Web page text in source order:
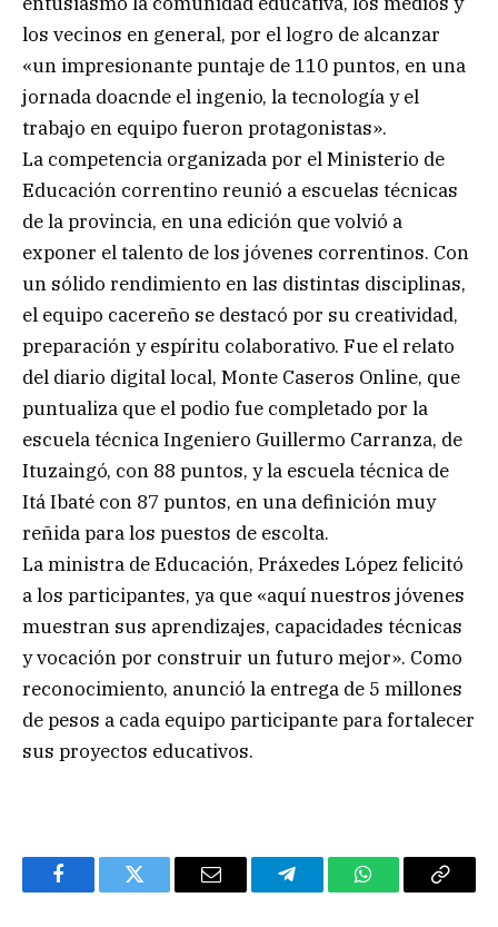
los vecinos en general, por el logro de alcanzar
«un impresionante puntaje de 110 puntos, en una
jornada doacnde el ingenio, la tecnología y el
trabajo en equipo fueron protagonistas».
La competencia organizada por el Ministerio de
Educación correntino reunió a escuelas técnicas
de la provincia, en una edición que volvió a
exponer el talento de los jóvenes correntinos. Con
un sólido rendimiento en las distintas disciplinas,
el equipo cacereño se destacó por su creatividad,
preparación y espíritu colaborativo. Fue el relato
del diario digital local, Monte Caseros Online, que
puntualiza que el podio fue completado por la
escuela técnica Ingeniero Guillermo Carranza, de
Ituzaingó, con 88 puntos, y la escuela técnica de
Itá Ibaté con 87 puntos, en una definición muy
reñida para los puestos de escolta.
La ministra de Educación, Práxedes López felicitó
a los participantes, ya que «aquí nuestros jóvenes
muestran sus aprendizajes, capacidades técnicas
y vocación por construir un futuro mejor». Como
reconocimiento, anunció la entrega de 5 millones
de pesos a cada equipo participante para fortalecer
sus proyectos educativos.
FacebookTwitter Email TelegramWhatsAppCopy